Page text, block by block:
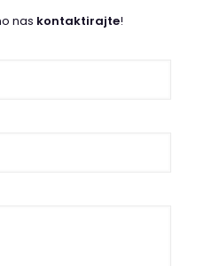
nas kontaktirajte!